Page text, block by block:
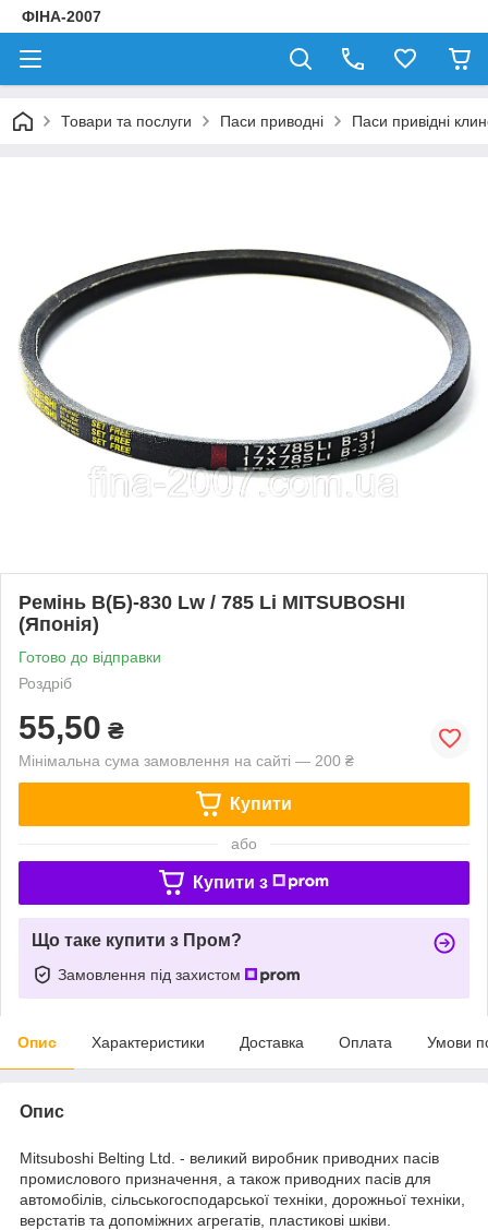
ФІНА-2007
Товари та послуги Паси приводні Паси привідні
Ремінь В(Б)-830 Lw / 785 Li MITSUBOSHI
(Японія)
Готово до відправки
Роздріб
55,50 ₴
Мінімальна сума замовлення на сайті — 200 ₴
Купити
або
Купити з
Що таке купити з Пром?
Замовлення під захистом
Опис Характеристики Доставка Оплата Умови
Опис
Mitsuboshi Belting Ltd. - великий виробник приводних пасів
промислового призначення, а також приводних пасів для
автомобілів, сільськогосподарської техніки, дорожньої техніки,
верстатів та допоміжних агрегатів, пластикові шківи.